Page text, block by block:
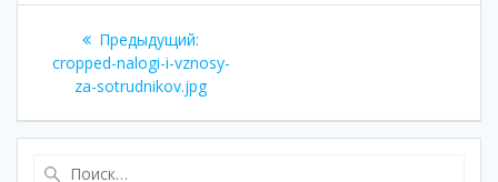
Навигация
по
записям
Предыдущий:
запись:
cropped-nalogi-i-vznosy-
za-sotrudnikov.jpg